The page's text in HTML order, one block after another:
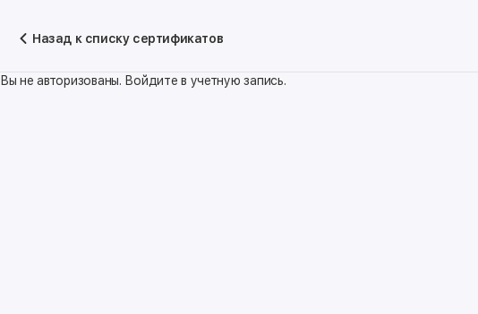
Назад к списку сертификатов
Вы не авторизованы. Войдите в учетную запись.